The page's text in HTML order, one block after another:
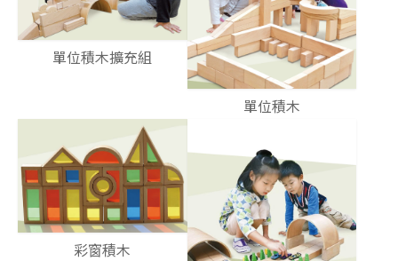
單位積木擴充組
單位積木
彩窗積木